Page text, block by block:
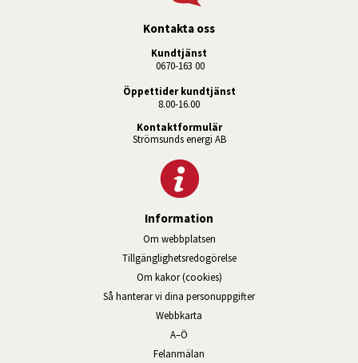
Kontakta oss
Kundtjänst
0670-163 00
Öppettider kundtjänst
8.00-16.00
Kontaktformulär
Strömsunds energi AB
Information
Om webbplatsen
Tillgänglighetsredogörelse
Om kakor (cookies)
Så hanterar vi dina personuppgifter
Webbkarta
A–Ö
Felanmälan